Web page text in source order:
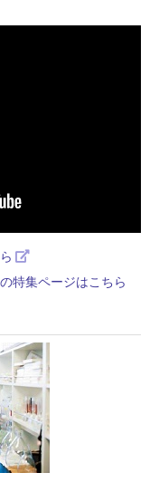
特集ページはこちら